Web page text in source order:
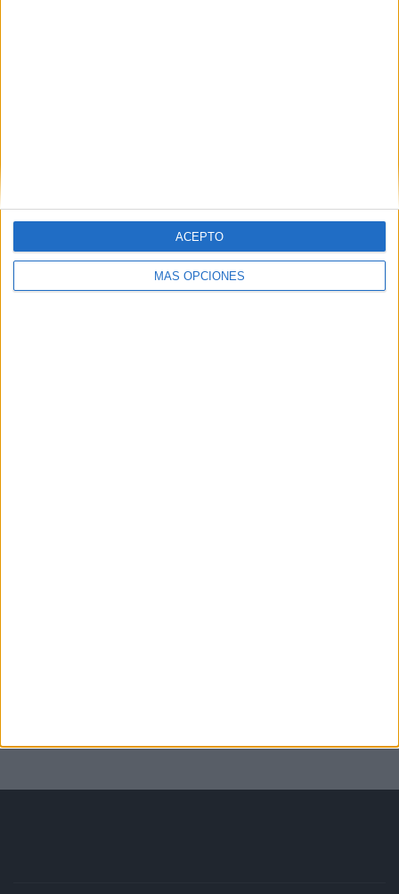
MÁS OPCIONES
ACEPTO